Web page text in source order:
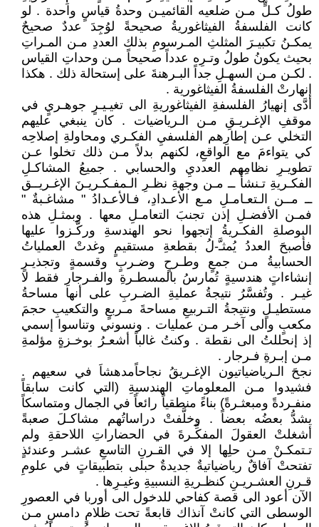
طولُ كـلٍّ مـن ضلعيه القائميـن وحدةُ قياسٍ واحدة . لو
كانت الفلسفةُ الفيثاغوريةُ صحيحةً لوُجِدَ عددٌ صحيحٌ
يمكـنُ تكبيـرَ المثلثِ المـرسومِ بذلك العددِ مـن المـراتِ
بحيث يكونُ طولُ وتـرِه عدداً صحيحاً مـن وحداتِ القياس
. لكـن مـن السهـلِ جداً البـرهنةَ على إستحالة ذلك . هكذا
إنهارتْ الفلسفةُ الفيثاغورية .
أدَّى إنهيارُ الفلسفةِ الفيثاغوريةِ الى تغيـيـرٍ جوهـريٍ في
موقفِ الإغـريـقِ مـن الـرياضيات . كان ينبغي عليهم
التخلي عـن إطارِهم الفلسفيِ الفكـري ومحاولةِ إصلاحِه
كي يتواءمَ مع الواقعِ، لكنهم بدلاً مـن ذلك تخلوا عـن
تطويـرِ نظامِهم العدديِ والحسابي . جميعُ المشاكـلِ
الفكـريةِ تـنشأُ ــ مـن وجهةِ نظـرِ الـمفـكـريـنَ الإغـريــق
ــ مــن الـتعـامـلِ مـع الأعـدادِ، فـالأعـدادُ " مشاغـبةٌ "
فمـن الأفضـلِ إذن تجنبَ التعامـلِ معها . وبمثـلِ هذه
البوصلةِ الفكـريةُ إتجهوا نحو الهندسةِ وركَّـزوا عليها
فأصبحَ العددُ يُمثـَّ-لُ بقطعةِ مستقيمٍ وغدتْ العملياتُ
الحسابيةُ مـن جمعٍ وطـرحٍ وضـربٍ وقسمةٍ وتجذيـرٍ
إنشاءاتٍ هندسيةٍ تُمارسُ بالمسطـرةِ والفـرجارِ فقط لا
غيـر . وتُفسَّرُ نتيجةُ عمليةِ الضـربِ على أنها مساحةُ
مستطيـلٍ ونتيجةُ التـربيعِ مساحةَ مـربعٍ والتكعيبِ حجمَ
مكعبٍ والى آخـر مـن عمليات . ونسوني وتناسوا إسمي
إذ إنحللتُ الى نقطة . وكنتُ غالباً أشعـرُ بوخـزةٍ مؤلمةِ
مـن إبـرةِ فـرجار .
نجحَ الـرياضياتيون الإغـريقُ نجاحاًمدهشاَ في سعيهم .
فشيدوا مـن المعلوماتِ الهندسيةِ (التي كانت سابقاً
منفـردةً ومبعثـرةً) بناءً منطقياً رائعاً في الجمال ومتماسكاً
يشدُّ بعضُه بعضاً . وخلَّفتْ دراساتُهم مشاكـلَ صعبةً
أشغلتْ العقولَ المفكِّـرةَ في الحضاراتِ اللاحقةِ ولم
تـتمكـنْ مـن حلِها إلا في القـرنِ التاسعِ عشـر وعندئذٍ
تفتحتْ آفاقٌ رياضياتيةٌ جديدةٌ حبلى بتطبيقاتٍ في علومِ
قـرنِ العشـريـنِ كنظـريةِ النسبيةِ وغيـرِها .
الآن أعود الى قصة كفاحي للدخول الى أوربا في العصورِ
الوسطى التي كانتْ آنذاك قابعةً تحت ظلامٍ دامسٍ مـن